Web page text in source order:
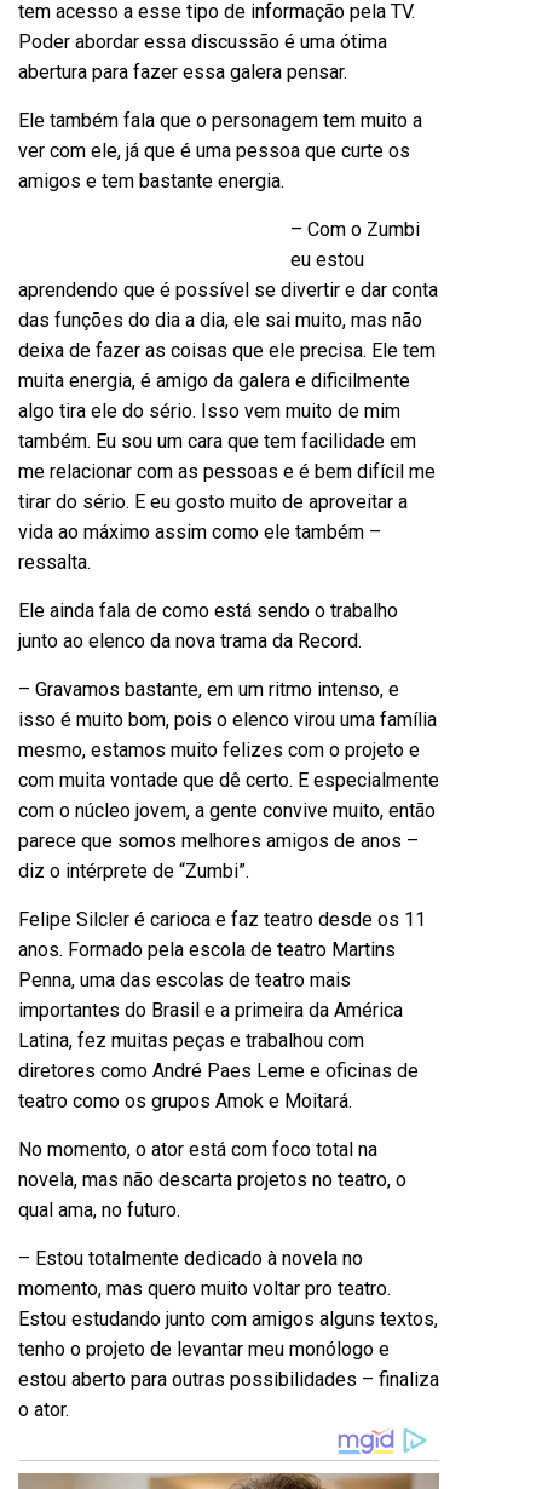
tem acesso a esse tipo de informação pela TV.
Poder abordar essa discussão é uma ótima
abertura para fazer essa galera pensar.
Ele também fala que o personagem tem muito a
ver com ele, já que é uma pessoa que curte os
amigos e tem bastante energia.
– Com o Zumbi
eu estou
aprendendo que é possível se divertir e dar conta
das funções do dia a dia, ele sai muito, mas não
deixa de fazer as coisas que ele precisa. Ele tem
muita energia, é amigo da galera e dificilmente
algo tira ele do sério. Isso vem muito de mim
também. Eu sou um cara que tem facilidade em
me relacionar com as pessoas e é bem difícil me
tirar do sério. E eu gosto muito de aproveitar a
vida ao máximo assim como ele também –
ressalta.
Ele ainda fala de como está sendo o trabalho
junto ao elenco da nova trama da Record.
– Gravamos bastante, em um ritmo intenso, e
isso é muito bom, pois o elenco virou uma família
mesmo, estamos muito felizes com o projeto e
com muita vontade que dê certo. E especialmente
com o núcleo jovem, a gente convive muito, então
parece que somos melhores amigos de anos –
diz o intérprete de “Zumbi”.
Felipe Silcler é carioca e faz teatro desde os 11
anos. Formado pela escola de teatro Martins
Penna, uma das escolas de teatro mais
importantes do Brasil e a primeira da América
Latina, fez muitas peças e trabalhou com
diretores como André Paes Leme e oficinas de
teatro como os grupos Amok e Moitará.
No momento, o ator está com foco total na
novela, mas não descarta projetos no teatro, o
qual ama, no futuro.
– Estou totalmente dedicado à novela no
momento, mas quero muito voltar pro teatro.
Estou estudando junto com amigos alguns textos,
tenho o projeto de levantar meu monólogo e
estou aberto para outras possibilidades – finaliza
o ator.